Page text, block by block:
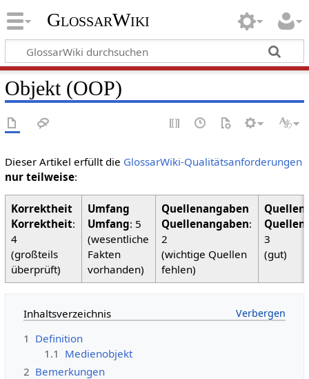
GlossarWiki
Objekt (OOP)
Dieser Artikel erfüllt die GlossarWiki-Qualitätsanforderungen
nur teilweise:
Korrektheit:
4
(großteils
überprüft)
Umfang: 5
(wesentliche
Fakten
vorhanden)
Quellenangaben:
2
(wichtige Quellen
fehlen)
3
(gut)
Inhaltsverzeichnis
1 Definition
1.1 Medienobjekt
2 Bemerkungen